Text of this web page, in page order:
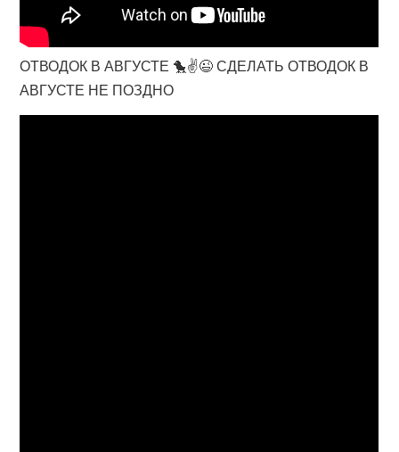
ОТВОДОК В АВГУСТЕ 🐤✌😉 СДЕЛАТЬ ОТВОДОК В
АВГУСТЕ НЕ ПОЗДНО